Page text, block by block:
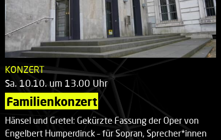
KONZERT
Sa. 10.10. um 13.00 Uhr
Familienkonzert
Hänsel und Gretel: Gekürzte Fassung der Oper von
Engelbert Humperdinck – für Sopran, Sprecher*innen